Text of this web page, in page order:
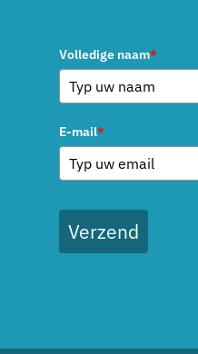
Volledige naam*
E-mail*
Verzend